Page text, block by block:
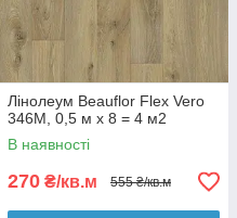
Лінолеум Beauflor Flex Vero
346M, 0,5 м х 8 = 4 м2
В наявності
270 ₴/кв.м 555 ₴/кв.м